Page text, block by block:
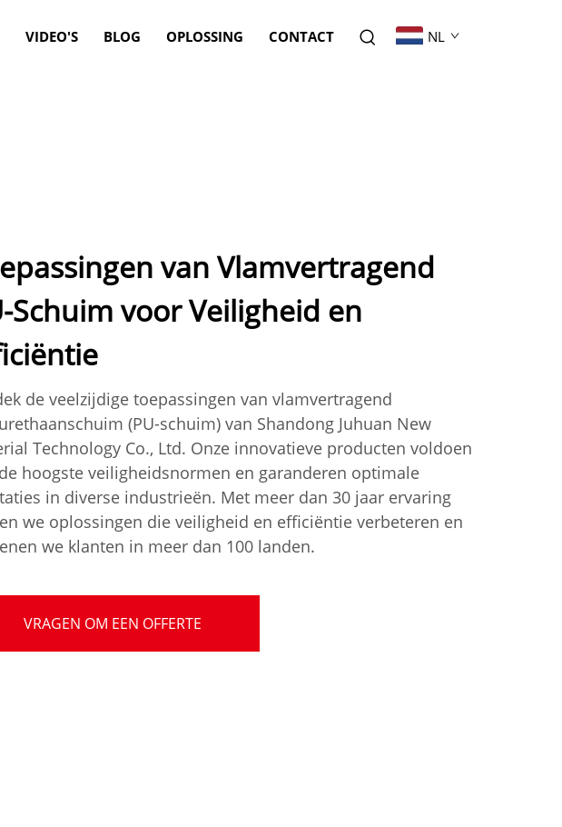
VIDEO'S BLOG OPLOSSING CONTACT NL
van Vlamvertragend
Schuim voor Veiligheid en
de veelzijdige toepassingen van vlamvertragend
(PU-schuim) van Shandong Juhuan New
Technology Co., Ltd. Onze innovatieve producten voldoen
hoogste veiligheidsnormen en garanderen optimale
in diverse industrieën. Met meer dan 30 jaar ervaring
we oplossingen die veiligheid en efficiëntie verbeteren en
we klanten in meer dan 100 landen.
VRAGEN OM EEN OFFERTE